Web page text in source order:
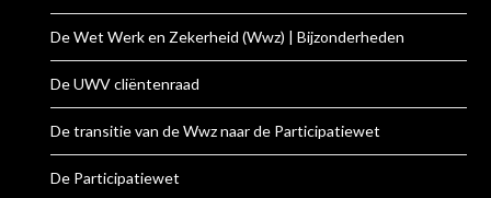
De Wet Werk en Zekerheid (Wwz) | Bijzonderheden
De UWV cliëntenraad
De transitie van de Wwz naar de Participatiewet
De Participatiewet